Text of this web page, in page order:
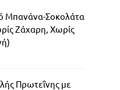
Μπανάνα-Σοκολάτα
Ζάχαρη, Χωρίς
Πρωτεΐνης με